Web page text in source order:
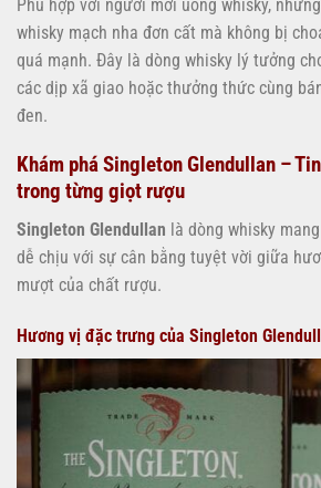
Phù hợp với người mới uống whisky,
whisky mạch nha đơn cất mà không bị
quá mạnh. Đây là dòng whisky lý tưởng
các dịp xã giao hoặc thưởng thức cùng
đen.
Khám phá Singleton Glendullan –
trong từng giọt rượu
Singleton Glendullan là dòng whisky
dễ chịu với sự cân bằng tuyệt vời giữa
mượt của chất rượu.
Hương vị đặc trưng của Singleton